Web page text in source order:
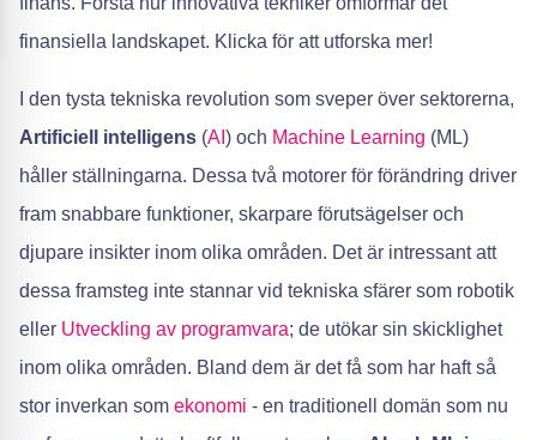
finansiella landskapet. Klicka för att utforska mer!
I den tysta tekniska revolution som sveper över sektorerna,
Artificiell intelligens (AI ) och Machine Learning (ML)
håller ställningarna. Dessa två motorer för förändring driver
fram snabbare funktioner, skarpare förutsägelser och
djupare insikter inom olika områden. Det är intressant att
dessa framsteg inte stannar vid tekniska sfärer som robotik
eller Utveckling av programvara; de utökar sin skicklighet
inom olika områden. Bland dem är det få som har haft så
stor inverkan som ekonomi - en traditionell domän som nu